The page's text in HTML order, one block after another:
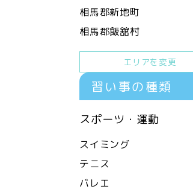
相馬郡新地町
相馬郡飯舘村
エリアを変更
習い事の種類
スポーツ・運動
スイミング
テニス
バレエ